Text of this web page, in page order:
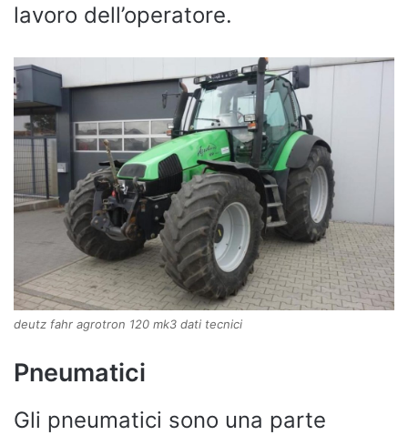
lavoro dell’operatore.
deutz fahr agrotron 120 mk3 dati tecnici
Pneumatici
Gli pneumatici sono una parte